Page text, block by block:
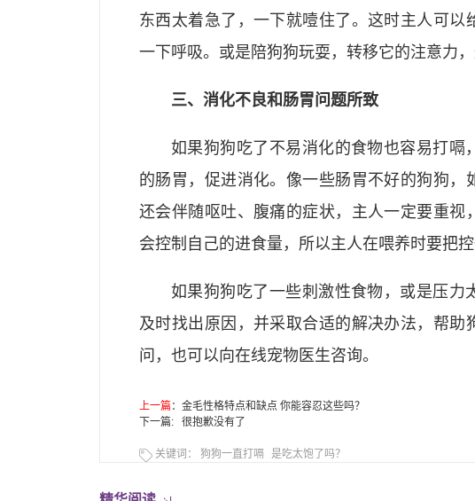
东西太着急了，一下就噎住了。这时主人可
一下呼吸。或是陪狗狗玩耍，转移它的注意力
三、消化不良和肠胃问题所致
如果狗狗吃了不易消化的食物也容易打嗝
的肠胃，促进消化。像一些肠胃不好的狗狗，
还会伴随呕吐、腹痛的症状，主人一定要重
会控制自己的进食量，所以主人在喂养时要把控
如果狗狗吃了一些刺激性食物，或是压力
及时找出原因，并采取合适的解决办法，帮
问，也可以向在线宠物医生咨询。
上一篇 ： 金毛性格特点和缺点 你能容忍这些吗？
下一篇: 很抱歉没有了
关键词： 狗狗一直打嗝 是吃太饱了吗？